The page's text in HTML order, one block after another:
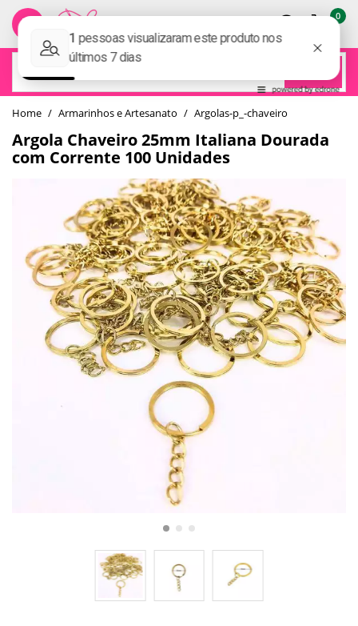
0
home Armarinhos e Artesanato argolas-p_-chaveiro
Argola Chaveiro 25mm Italiana Dourada
com Corrente 100 Unidades